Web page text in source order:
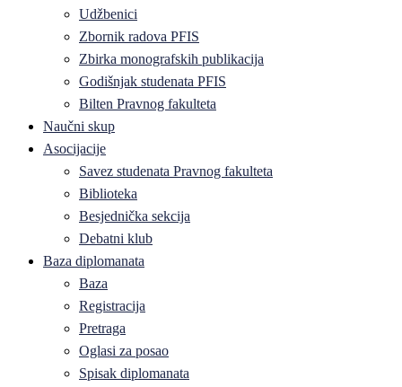
Udžbenici
Zbornik radova PFIS
Zbirka monografskih publikacija
Godišnjak studenata PFIS
Bilten Pravnog fakulteta
Naučni skup
Asocijacije
Savez studenata Pravnog fakulteta
Biblioteka
Besjednička sekcija
Debatni klub
Baza diplomanata
Baza
Registracija
Pretraga
Oglasi za posao
Spisak diplomanata